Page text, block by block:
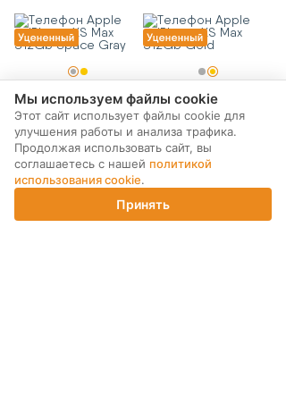
12 990 ₽
КУПИТЬ
12 990 ₽
КУПИТЬ
Телефон Apple iPhone
11 Pro 256Gb Gold
Телефон Apple iPhone
11 Pro 64Gb Space Gray
Корзина
Мы используем файлы cookie
Этот сайт использует файлы cookie для
улучшения работы и анализа трафика.
Продолжая использовать сайт, вы
соглашаетесь с нашей политикой
использования cookie.
Принять